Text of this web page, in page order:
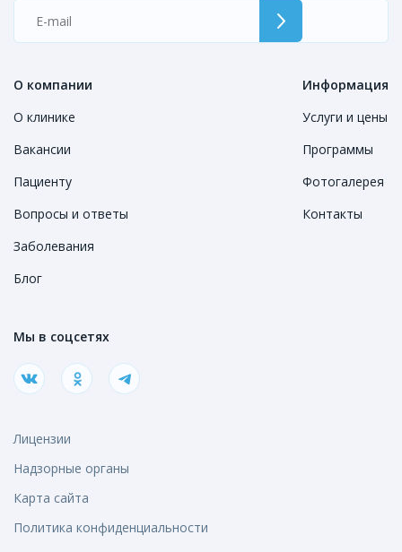
О компании
О клинике
Вакансии
Пациенту
Вопросы и ответы
Заболевания
Блог
Информация
Услуги и цены
Программы
Фотогалерея
Контакты
Мы в соцсетях
Лицензии
Надзорные органы
Карта сайта
Политика конфиденциальности